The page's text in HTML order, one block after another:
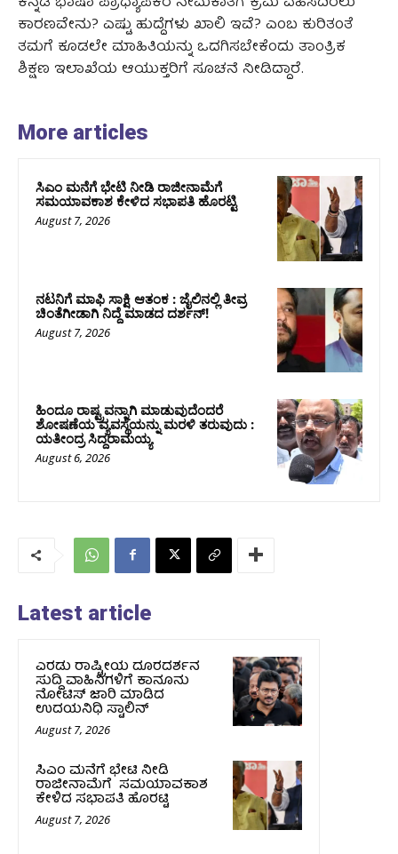
ಕಾರಣವೇನು? ಎಷ್ಟು ಹುದ್ದೆಗಳು ಖಾಲಿ ಇವೆ? ಎಂಬ ಕುರಿತಂತೆ
ತಮಗೆ ಕೂಡಲೇ ಮಾಹಿತಿಯನ್ನು ಒದಗಿಸಬೇಕೆಂದು ತಾಂತ್ರಿಕ
ಶಿಕ್ಷಣ ಇಲಾಖೆಯ ಆಯುಕ್ತರಿಗೆ ಸೂಚನೆ ನೀಡಿದ್ದಾರೆ.
More articles
ಸಿಎಂ ಮನೆಗೆ ಭೇಟಿ ನೀಡಿ ರಾಜೀನಾಮೆಗೆ
ಸಮಯಾವಕಾಶ ಕೇಳಿದ ಸಭಾಪತಿ ಹೊರಟ್ಟಿ
August 7, 2026
ನಟನಿಗೆ ಮಾಫಿ ಸಾಕ್ಷಿ ಆತಂಕ : ಜೈಲಿನಲ್ಲಿ ತೀವ್ರ
ಚಿಂತೆಗೀಡಾಗಿ ನಿದ್ದೆ ಮಾಡದ ದರ್ಶನ್!
August 7, 2026
ಹಿಂದೂ ರಾಷ್ಟ್ರವನ್ನಾಗಿ ಮಾಡುವುದೆಂದರೆ
ಶೋಷಣೆಯ ವ್ಯವಸ್ಥೆಯನ್ನು ಮರಳಿ ತರುವುದು :
ಯತೀಂದ್ರ ಸಿದ್ದರಾಮಯ್ಯ
August 6, 2026
Latest article
ಎರಡು ರಾಷ್ಟ್ರೀಯ ದೂರದರ್ಶನ
ಸುದ್ದಿ ವಾಹಿನಿಗಳಿಗೆ ಕಾನೂನು
ನೋಟಿಸ್ ಜಾರಿ ಮಾಡಿದ
ಉದಯನಿಧಿ ಸ್ಟಾಲಿನ್
August 7, 2026
ಸಿಎಂ ಮನೆಗೆ ಭೇಟಿ ನೀಡಿ
ರಾಜೀನಾಮೆಗೆ ಸಮಯಾವಕಾಶ
ಕೇಳಿದ ಸಭಾಪತಿ ಹೊರಟ್ಟಿ
August 7, 2026